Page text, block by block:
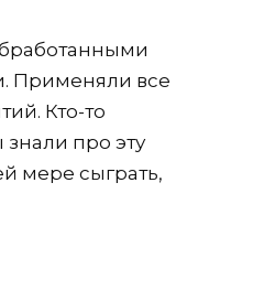
Применяли все
Кто-то
про эту
мере сыграть,